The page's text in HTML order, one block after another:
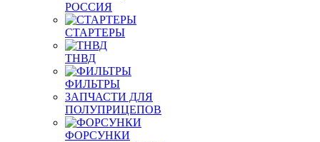
РОССИЯ
СТАРТЕРЫ
ТНВД
ФИЛЬТРЫ
ЗАПЧАСТИ ДЛЯ
ПОЛУПРИЦЕПОВ
ФОРСУНКИ